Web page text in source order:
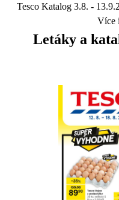
Tesco Katalog 3.8. -
Více
Letáky a